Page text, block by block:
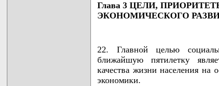
Глава 3 ЦЕЛИ,
ЭКОНОМИЧЕСКОГО
22. Главной целью
ближайшую пятилетку
качества жизни населения на
экономики.